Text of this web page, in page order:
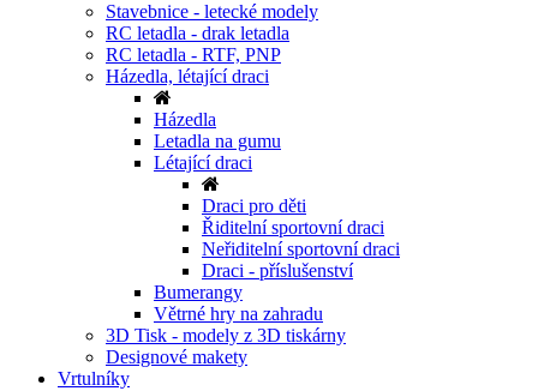
Stavebnice - letecké modely
RC letadla - drak letadla
RC letadla - RTF, PNP
Házedla, létající draci
Házedla
Letadla na gumu
Létající draci
Draci pro děti
Řiditelní sportovní draci
Neřiditelní sportovní draci
Draci - příslušenství
Bumerangy
Větrné hry na zahradu
3D Tisk - modely z 3D tiskárny
Designové makety
Vrtulníky